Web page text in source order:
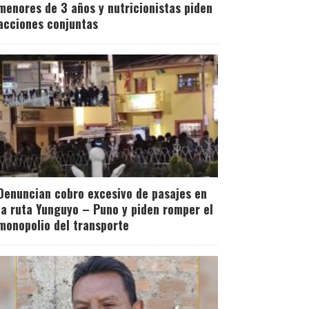
de 3 años y nutricionistas piden
conjuntas
cobro excesivo de pasajes en
ruta Yunguyo – Puno y piden romper el
del transporte